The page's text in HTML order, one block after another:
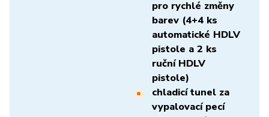
pro rychlé změny
barev (4+4 ks
automatické HDLV
pistole a 2 ks
ruční HDLV
pistole)
chladicí tunel za
vypalovací pecí